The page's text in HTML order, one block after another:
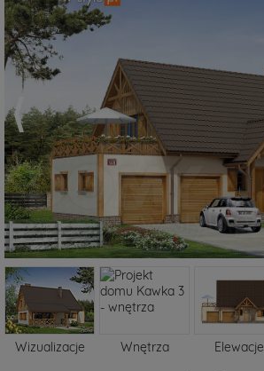
Wizualizacje Wnętrza Elewacje